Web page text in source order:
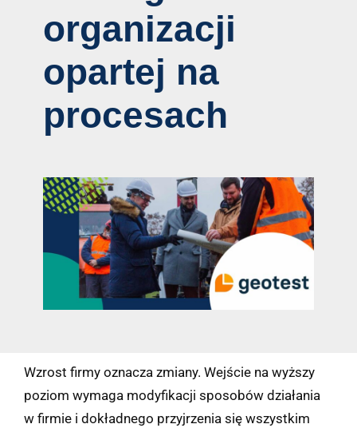
organizacji
opartej na
procesach
Wzrost firmy oznacza zmiany. Wejście na wyższy
poziom wymaga modyfikacji sposobów działania
w firmie i dokładnego przyjrzenia się wszystkim